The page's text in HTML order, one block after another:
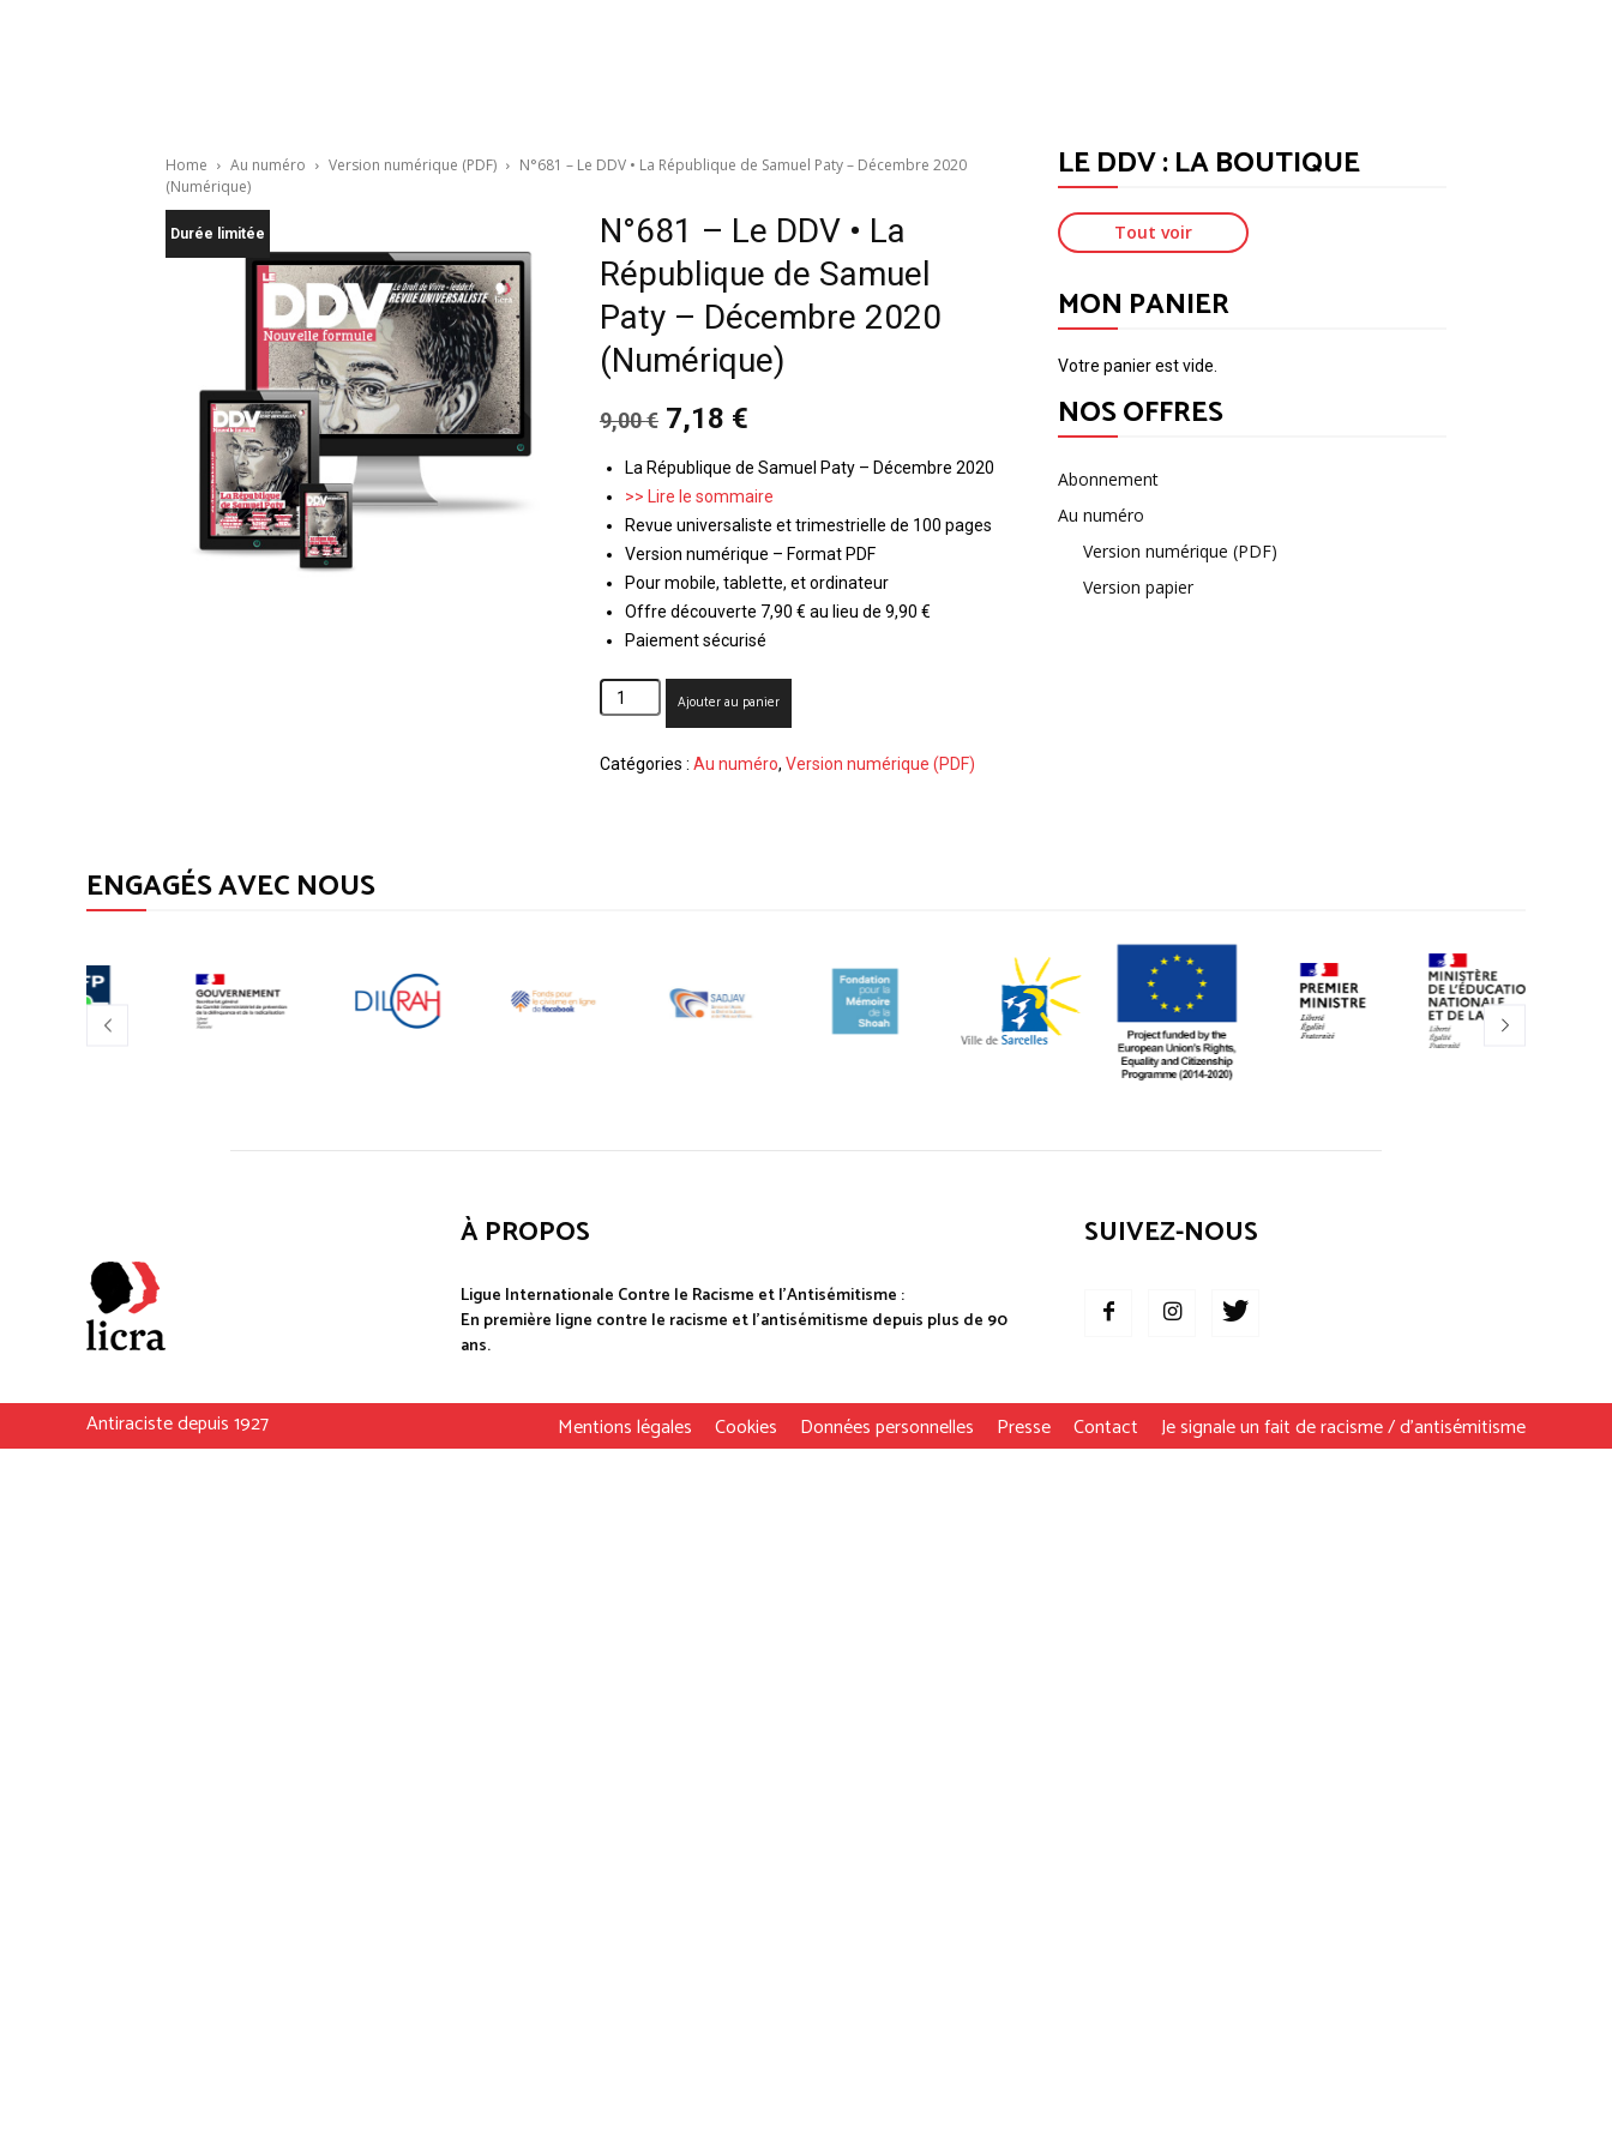
Home Au numéro Version numérique (PDF)
N°681 – Le DDV • La République de Samuel Paty – Décembre 2020
(Numérique)
Durée limitée
N°681 – Le DDV • La
République de Samuel
Paty – Décembre 2020
(Numérique)
9,00€ Le
prix
initial
était :
9,00 €.
7,18 €Le
actuel
est :
7,18 €.
La République de Samuel Paty – Décembre 2020
>> Lire le sommaire
Revue universaliste et trimestrielle de 100 pages
Version numérique – Format PDF
Pour mobile, tablette, et ordinateur
Offre découverte 7,90 € au lieu de 9,90 €
Paiement sécurisé
quantité
de
-
Décembre
Ajouter au panier
Catégories : Au numéro, Version numérique (PDF)
LE DDV : LA BOUTIQUE
Tout voir
MON PANIER
Votre panier est vide.
NOS OFFRES
Abonnement
Au numéro
Version numérique (PDF)
Version papier
ENGAGÉS AVEC NOUS
À PROPOS
Ligue Internationale Contre le Racisme et l'Antisémitisme :
En première ligne contre le racisme et l'antisémitisme depuis plus de 90
ans.
SUIVEZ-NOUS
Mentions légales Cookies Données personnelles Presse Contact Je signale un fait de racisme / d’antisémitisme
Antiraciste depuis 1927